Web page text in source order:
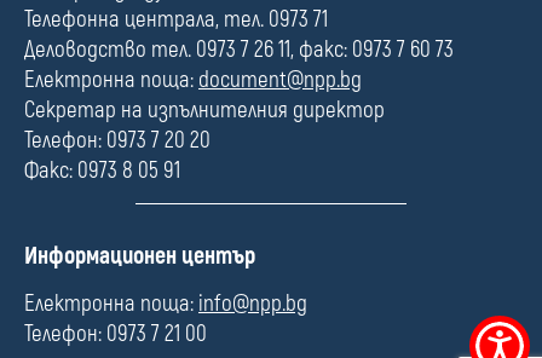
Меню
е
Телефонна централа, тел. 0973 71
Деловодство тел. 0973 7 26 11, факс: 0973 7 60 73
Електронна поща: document@npp.bg
Секретар на изпълнителния директор
Телефон: 0973 7 20 20
Факс: 0973 8 05 91
П
л
е
Информационен център
Електронна поща: info@npp.bg
Телефон: 0973 7 21 00